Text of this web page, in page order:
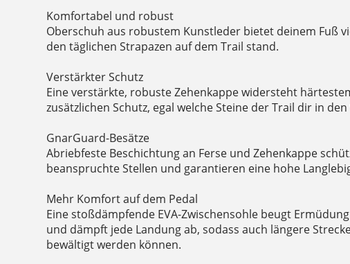
Komfortabel und robust
Oberschuh aus robustem Kunstleder bietet deinem Fuß
den täglichen Strapazen auf dem Trail stand.
Verstärkter Schutz
Eine verstärkte, robuste Zehenkappe widersteht
zusätzlichen Schutz, egal welche Steine der Trail dir in den
GnarGuard-Besätze
Abriebfeste Beschichtung an Ferse und Zehenkappe
beanspruchte Stellen und garantieren eine hohe
Mehr Komfort auf dem Pedal
Eine stoßdämpfende EVA-Zwischensohle beugt
und dämpft jede Landung ab, sodass auch längere
bewältigt werden können.